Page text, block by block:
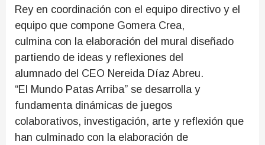
Rey en coordinación con el equipo directivo y el
equipo que compone Gomera Crea,
culmina con la elaboración del mural diseñado
partiendo de ideas y reflexiones del
alumnado del CEO Nereida Díaz Abreu.
“El Mundo Patas Arriba” se desarrolla y
fundamenta dinámicas de juegos
colaborativos, investigación, arte y reflexión que
han culminado con la elaboración de